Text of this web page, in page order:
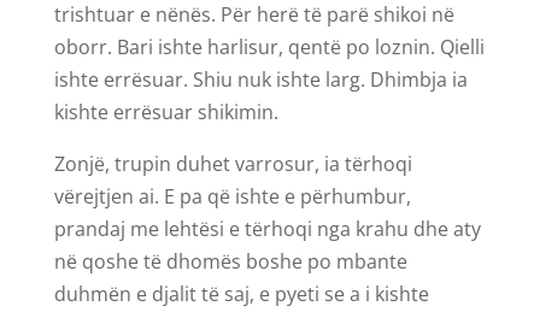
trishtuar e nënës. Për herë të parë shikoi në
oborr. Bari ishte harlisur, qentë po loznin. Qielli
ishte errësuar. Shiu nuk ishte larg. Dhimbja ia
kishte errësuar shikimin.
Zonjë, trupin duhet varrosur, ia tërhoqi
vërejtjen ai. E pa që ishte e përhumbur,
prandaj me lehtësi e tërhoqi nga krahu dhe aty
në qoshe të dhomës boshe po mbante
duhmën e djalit të saj, e pyeti se a i kishte